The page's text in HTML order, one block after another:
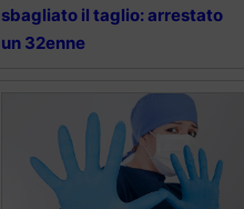
sbagliato il taglio: arrestato
un 32enne